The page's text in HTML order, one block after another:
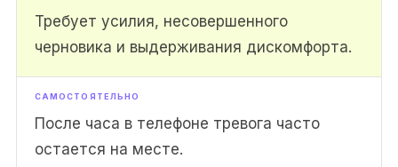
Требует усилия, несовершенного
черновика и выдерживания дискомфорта.
После часа в телефоне тревога часто
остается на месте.